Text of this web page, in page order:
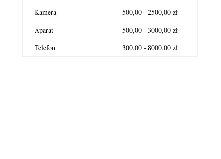
Kamera
500,00 - 2500,00 zł
Aparat
500,00 - 3000,00 zł
Telefon
300,00 - 8000,00 zł